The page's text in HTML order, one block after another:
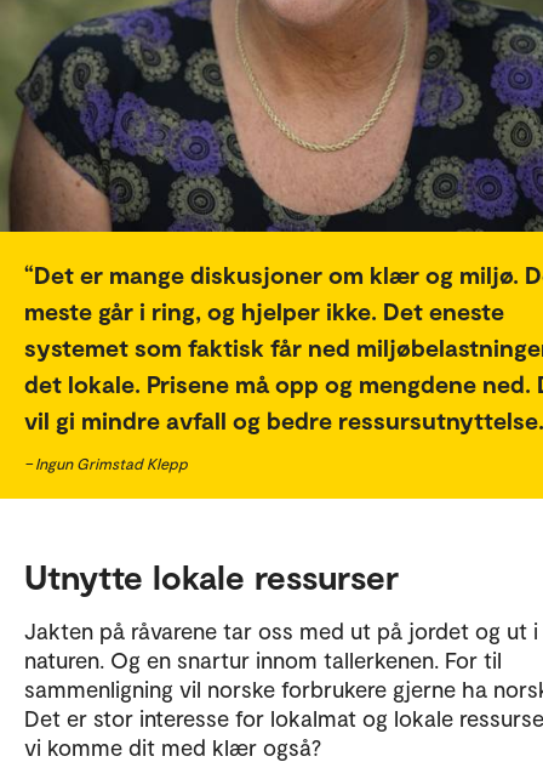
Det er mange diskusjoner om klær og miljø.
meste går i ring, og hjelper ikke. Det eneste
systemet som faktisk får ned
det lokale. Prisene må opp og mengdene ned.
vil gi mindre avfall og bedre ressursutnyttelse.
– Ingun Grimstad Klepp
Utnytte lokale ressurser
Jakten på råvarene tar oss med ut på jordet og ut i
naturen. Og en snartur innom tallerkenen. For til
sammenligning vil norske forbrukere gjerne ha
Det er stor interesse for lokalmat og lokale
vi komme dit med klær også?